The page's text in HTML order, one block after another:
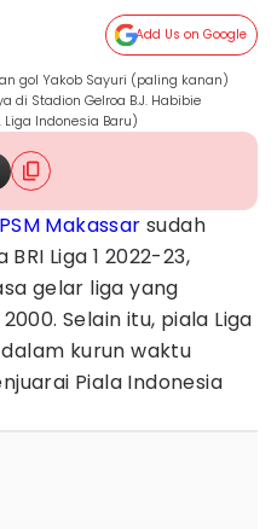
Add Us on Google
gol Yakob Sayuri (paling kanan)
di Stadion Gelroa B.J. Habibie
Liga Indonesia Baru)
PSM Makassar sudah
Liga 1 2022-23,
gelar liga yang
Selain itu, piala Liga
kurun waktu
Piala Indonesia